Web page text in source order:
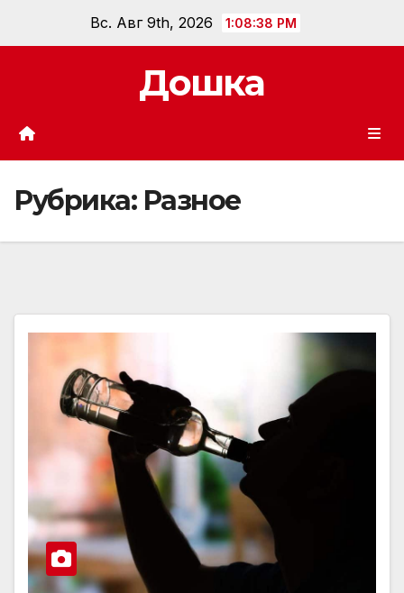
Вс. Авг 9th, 2026 1:08:40 PM
Дошка
Рубрика: Разное